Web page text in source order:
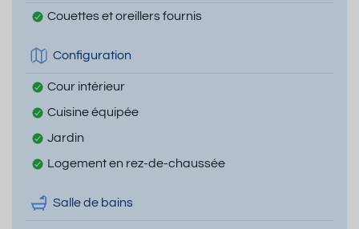
Couettes et oreillers fournis
Configuration
Cour intérieur
Cuisine équipée
Jardin
Logement en rez-de-chaussée
Salle de bains